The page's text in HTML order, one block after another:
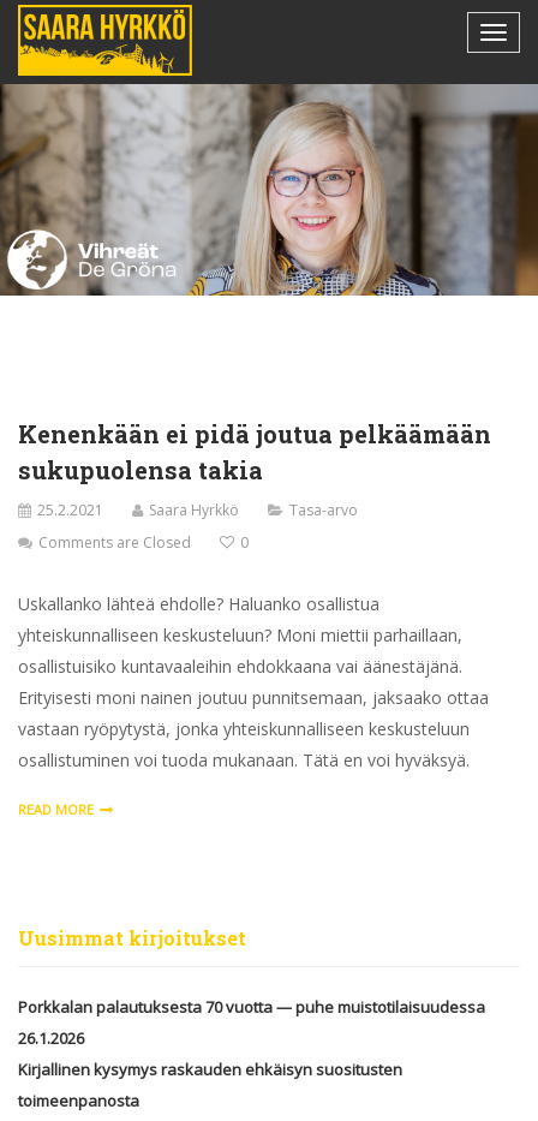
Kenenkään ei pidä joutua pelkäämään
sukupuo­lensa takia
25.2.2021 Saara Hyrkkö
Tasa-arvo
Comments are Closed
0
Uskallanko lähteä ehdolle? Haluanko osallistua
yhteiskunnalliseen keskusteluun? Moni miettii parhaillaan,
osallistuisiko kuntavaaleihin ehdokkaana vai äänestäjänä.
Erityisesti moni nainen joutuu punnitsemaan, jaksaako ottaa
vastaan ryöpytystä, jonka yhteiskunnalliseen keskusteluun
osallistuminen voi tuoda mukanaan. Tätä en voi hyväksyä.
READ MORE
Uusimmat kirjoitukset
Porkkalan palautuksesta 70 vuotta — puhe muistotilaisuudessa
26.1.2026
Kirjallinen kysymys raskauden ehkäisyn suositusten
toimeenpanosta